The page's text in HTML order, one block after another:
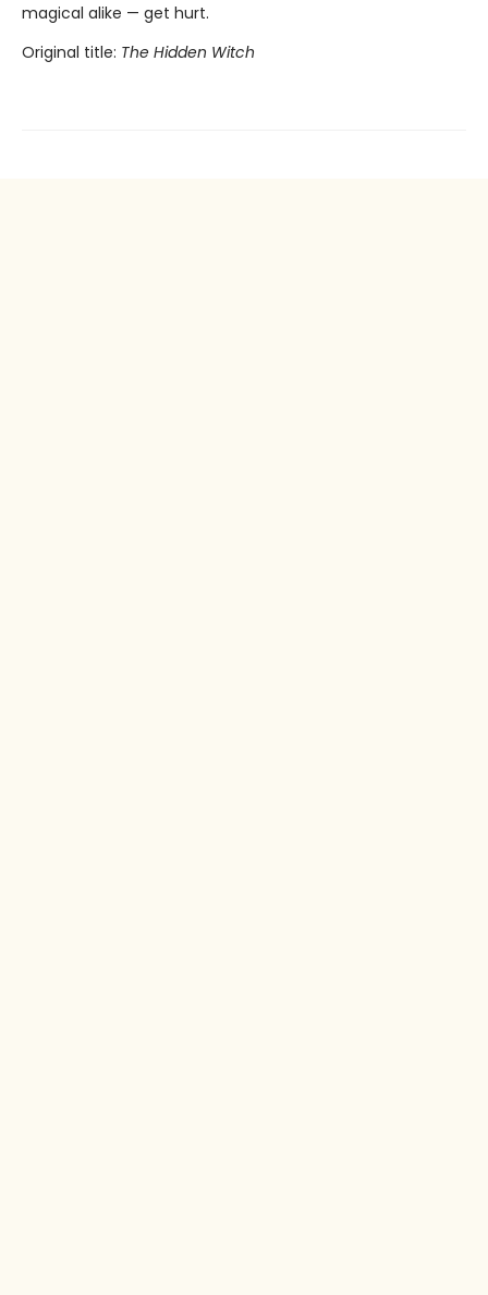
magical alike — get hurt.
Original title: The Hidden Witch